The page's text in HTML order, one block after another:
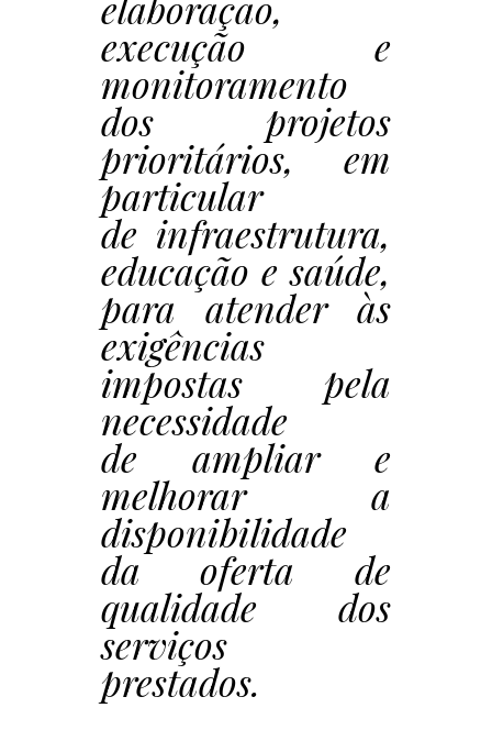
execução e
monitoramento
dos projetos
prioritários, em
particular
de infraestrutura,
educação e saúde,
para atender às
exigências
impostas pela
necessidade
de ampliar e
melhorar a
disponibilidade
da oferta de
qualidade dos
serviços
prestados.